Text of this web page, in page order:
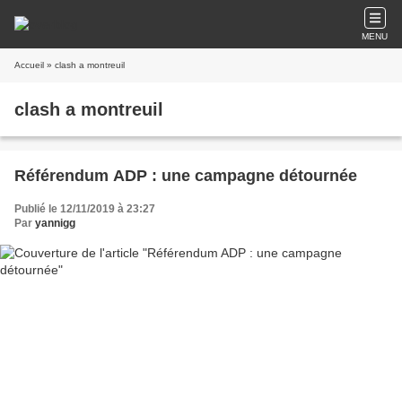
MENU
Accueil » clash a montreuil
clash a montreuil
Référendum ADP : une campagne détournée
Publié le 12/11/2019 à 23:27
Par yannigg